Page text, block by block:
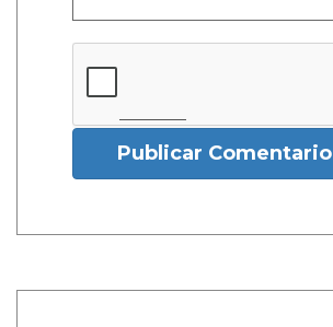
Publicar Comentario